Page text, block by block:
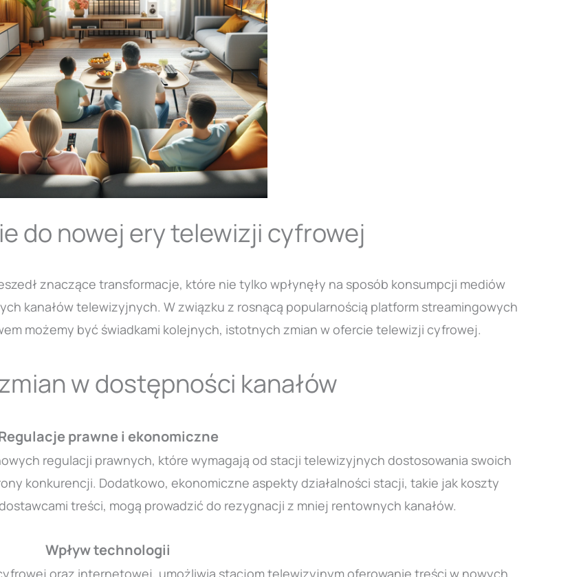
do nowej ery telewizji cyfrowej
znaczące transformacje, które nie tylko wpłynęły na sposób konsumpcji mediów
kanałów telewizyjnych. W związku z rosnącą popularnością platform streamingowych
możemy być świadkami kolejnych, istotnych zmian w ofercie telewizji cyfrowej.
w dostępności kanałów
prawne i ekonomiczne
regulacji prawnych, które wymagają od stacji telewizyjnych dostosowania swoich
konkurencji. Dodatkowo, ekonomiczne aspekty działalności stacji, takie jak koszty
treści, mogą prowadzić do rezygnacji z mniej rentownych kanałów.
Wpływ technologii
oraz internetowej, umożliwia stacjom telewizyjnym oferowanie treści w nowych